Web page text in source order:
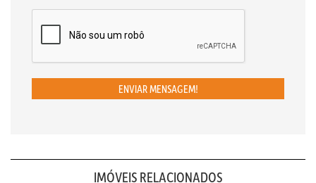
ENVIAR MENSAGEM!
IMÓVEIS RELACIONADOS